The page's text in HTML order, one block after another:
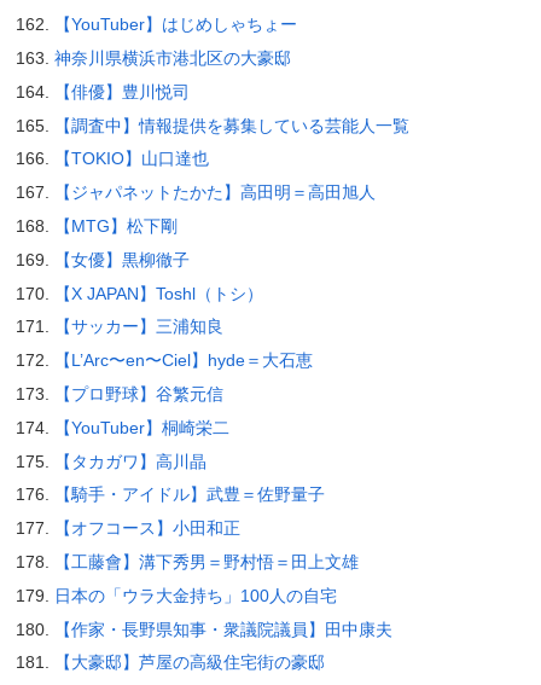
【YouTuber】はじめしゃちょー
神奈川県横浜市港北区の大豪邸
【俳優】豊川悦司
【調査中】情報提供を募集している芸能人一覧
【TOKIO】山口達也
【ジャパネットたかた】高田明＝高田旭人
【MTG】松下剛
【女優】黒柳徹子
【X JAPAN】Toshl（トシ）
【サッカー】三浦知良
【L’Arc〜en〜Ciel】hyde＝大石恵
【プロ野球】谷繁元信
【YouTuber】桐崎栄二
【タカガワ】高川晶
【騎手・アイドル】武豊＝佐野量子
【オフコース】小田和正
【工藤會】溝下秀男＝野村悟＝田上文雄
日本の「ウラ大金持ち」100人の自宅
【作家・長野県知事・衆議院議員】田中康夫
【大豪邸】芦屋の高級住宅街の豪邸